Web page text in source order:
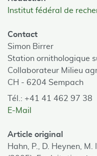
Institut fédéral de
Contact
Simon Birrer
Station ornithologique
Collaborateur Milieu
CH - 6204 Sempach
Tél.: +41 41 462 97 38
E-Mail
Article original
Hahn, P., D. Heynen,